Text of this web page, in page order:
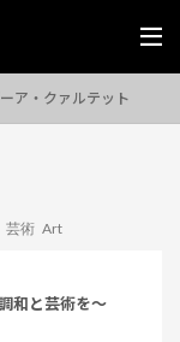
ア・クァルテット
芸術 Art
和と芸術を〜